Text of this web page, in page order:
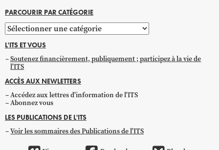
PARCOURIR PAR CATÉGORIE
Parcourir
par
catégorie
L'ITS ET VOUS
Soutenez financièrement, publiquement ; participez à la vie de
l'ITS
ACCÈS AUX NEWLETTERS
Accédez aux lettres d'information de l'ITS
Abonnez vous
LES PUBLICATIONS DE L'ITS
Voir les sommaires des Publications de l'ITS